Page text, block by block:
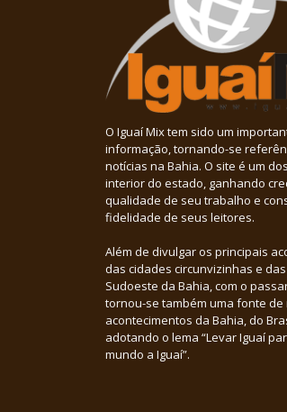
O Iguaí Mix tem sido um
informação, tornando-se
notícias na Bahia. O site é um
interior do estado, ganhando
qualidade de seu trabalho e
fidelidade de seus leitores.
Além de divulgar os principais
das cidades circunvizinhas e
Sudoeste da Bahia, com o
tornou-se também uma fonte de
acontecimentos da Bahia, do
adotando o lema “Levar Iguaí
mundo a Iguaí”.